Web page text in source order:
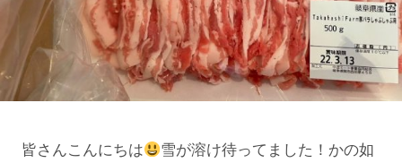
皆さんこんにちは
雪が溶け待ってました！かの如